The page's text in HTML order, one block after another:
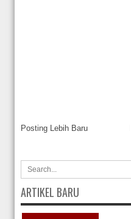
Posting Lebih Baru
ARTIKEL BARU